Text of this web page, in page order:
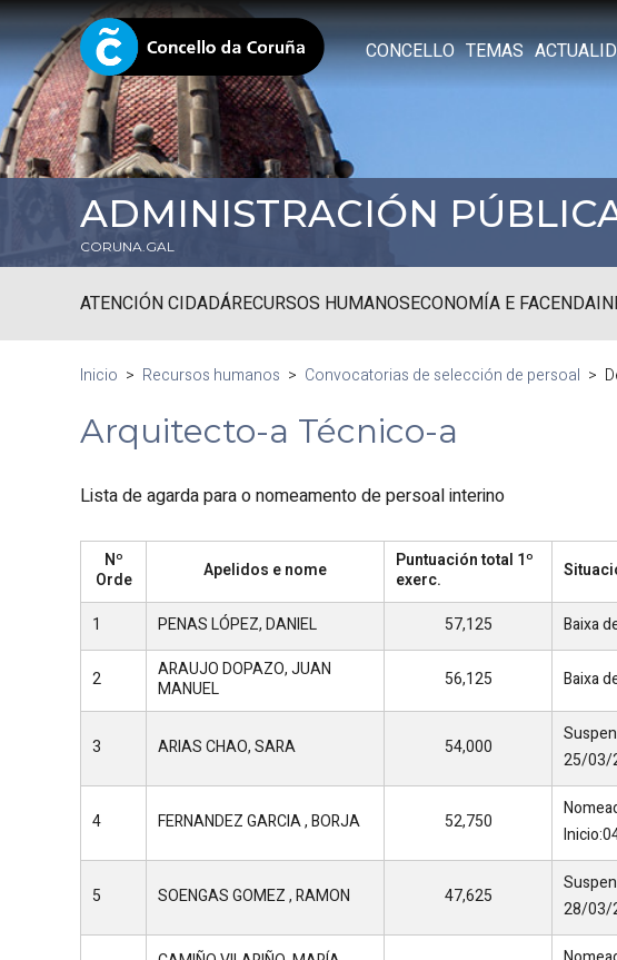
CONCELLO TEMAS
ADMINISTRACIÓN
CORUNA.GAL
ATENCIÓN CIDADÁRECURSOS HUMANOSECONOMÍA E FACENDA
Inicio Recursos humanos Convocatorias de selección de persoal
Arquitecto-a Técnico-a
Lista de agarda para o nomeamento de persoal interino
Nº
Orde
Apelidos e nome
Puntuación total 1º
exerc.
1 PENAS LÓPEZ, DANIEL 57,125 Baixa
2
ARAUJO DOPAZO, JUAN
MANUEL
56,125 Baixa
3 ARIAS CHAO, SARA 54,000
25/03/
4 FERNANDEZ GARCIA , BORJA 52,750
5 SOENGAS GOMEZ , RAMON 47,625
28/03/